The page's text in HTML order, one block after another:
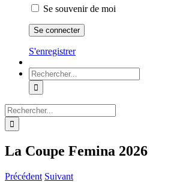
Se souvenir de moi
S'enregistrer
Rechercher:
Rechercher:
La Coupe Femina 2026
Précédent Suivant